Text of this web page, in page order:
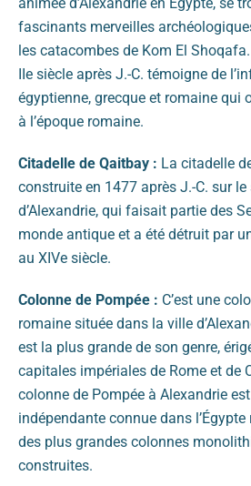
animée d’Alexandrie en Égypte, se
fascinants merveilles
les catacombes de Kom El
IIe siècle après J.-C. témoigne de
égyptienne, grecque et romaine qui
à l’époque romaine.
Citadelle de Qaitbay : La citadelle
construite en 1477 après J.-C. sur
d’Alexandrie, qui faisait partie des
monde antique et a été détruit par
au XIVe siècle.
Colonne de Pompée : C’est une
romaine située dans la ville
est la plus grande de son genre,
capitales impériales de Rome et de
colonne de Pompée à Alexandrie
indépendante connue dans
des plus grandes colonnes
construites.